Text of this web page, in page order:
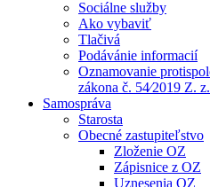
Sociálne služby
Ako vybaviť
Tlačivá
Podávánie informacií
Oznamovanie
zákona č. 54⁄2019 Z. z.
Samospráva
Starosta
Obecné zastupiteľstvo
Zloženie OZ
Zápisnice z OZ
Uznesenia OZ